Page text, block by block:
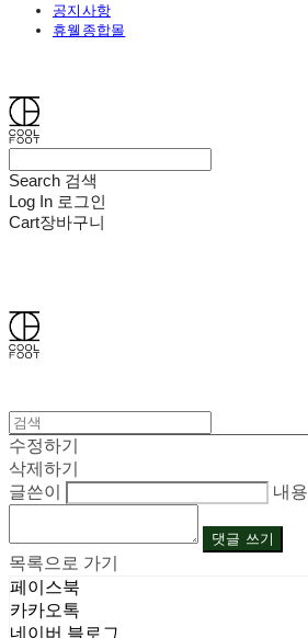
공지사항
휴웰종합몰
Search 검색
Log In 로그인
Cart장바구니
수정하기
삭제하기
글쓴이
내용
댓글 쓰기
목록으로 가기
페이스북
카카오톡
네이버 블로그